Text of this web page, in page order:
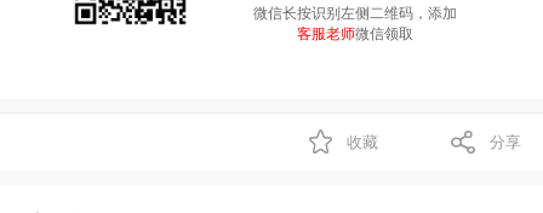
微信长按识别左侧二维码，添加
客服老师微信领取
收藏 分享